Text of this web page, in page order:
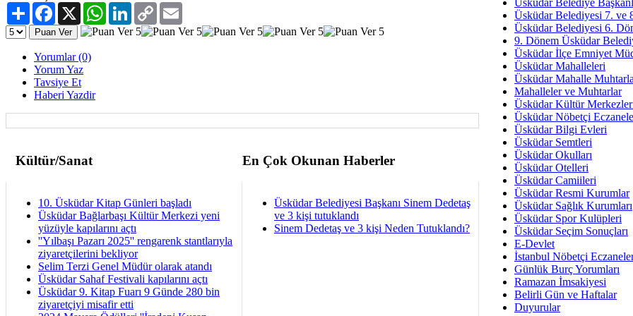
PaylaşFacebook
X WhatsAppLinkedIn
Copy
Link
Yorumlar (0)
Yorum Yaz
Tavsiye Et
Haberi Yazdir
Kültür/Sanat En Çok Okunan Haberler
10. Üsküdar Kitap Günleri başladı
Üsküdar Bağlarbaşı Kültür Merkezi yeni
yüzüyle kapılarını açtı
''Yılbaşı Pazarı 2025'' rengarenk stantlarıyla
ziyaretçilerini bekliyor
Selim Terzi Genel Müdür olarak atandı
Üsküdar Sahaf Festivali kapılarını açtı
Üsküdar 9. Kitap Fuarı 9 Günde 280 bin
ziyaretçiyi misafir etti
Üsküdar Belediyesi Başkanı Sinem Dedetaş
ve 3 kişi tutuklandı
Sinem Dedetaş ve 3 kişi Neden Tutuklandı?
İmar Sorunlarının Genel
Arakan
Bayramın
Ruhsal
Üsküdar
Üsküdar Belediye
Üsküdar Belediyesi 7. ve
Üsküdar Belediyesi 6.
9. Dönem Üsküdar
Üsküdar İlçe Emniyet
Üsküdar Mahalleleri
Üsküdar Mahalle
Mahalleler ve Muhtarlar
Üsküdar Kültür
Üsküdar Nöbetçi
Üsküdar Bilgi Evleri
Üsküdar Semtleri
Üsküdar Okulları
Üsküdar Otelleri
Üsküdar Camiileri
Üsküdar Resmi Kurumlar
Üsküdar Sağlık Kurumları
Üsküdar Spor Kulüpleri
Üsküdar Seçim Sonuçları
E-Devlet
İstanbul Nöbetçi
Günlük Burç Yorumları
Ramazan İmsakiyesi
Belirli Gün ve Haftalar
Duyurular